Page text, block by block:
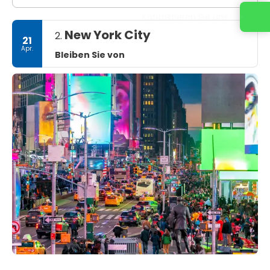
21
Apr.
2. New York City
Bleiben Sie von